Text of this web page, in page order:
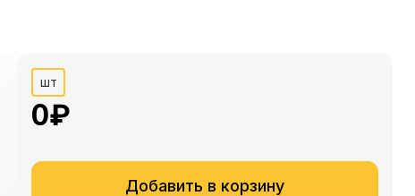
шт
0₽
Добавить в корзину